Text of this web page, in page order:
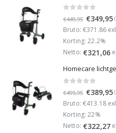
out of 5
€449,95
prijs
was:
€449,95.
€349,95
Bruto: €371.86
Korting: 22.2%
Netto: €321,06
out of 5
€499,95
prijs
was:
€499,95.
€389,95
Bruto: €413.18
Korting: 22%
Netto: €322,27